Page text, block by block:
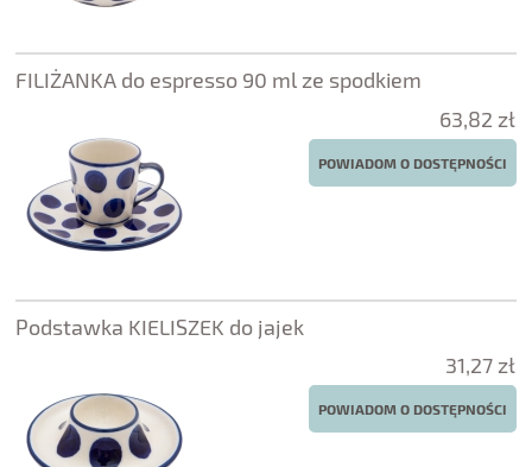
FILIŻANKA do espresso 90 ml ze spodkiem
63,82 zł
POWIADOM O DOSTĘPNOŚCI
Podstawka KIELISZEK do jajek
31,27 zł
POWIADOM O DOSTĘPNOŚCI